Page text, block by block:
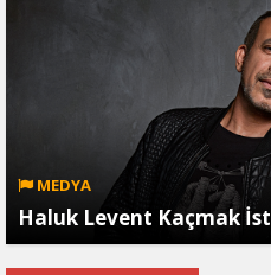
MEDYA
Haluk Levent Kaçmak